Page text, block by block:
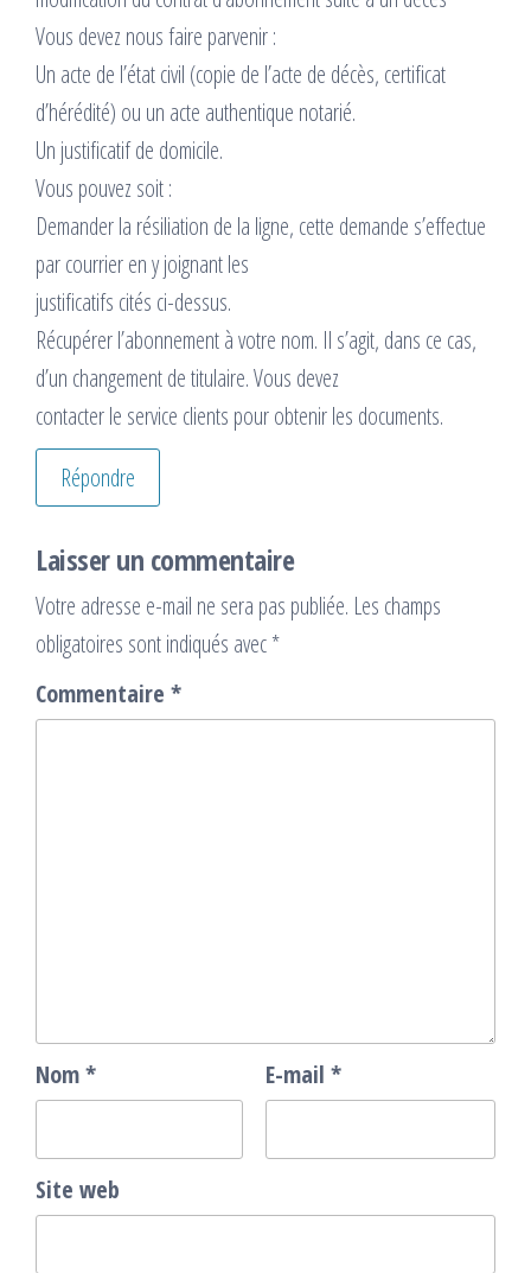
Vous devez nous faire parvenir :
Un acte de l’état civil (copie de l’acte de décès, certificat
d’hérédité) ou un acte authentique notarié.
Un justificatif de domicile.
Vous pouvez soit :
Demander la résiliation de la ligne, cette demande s’effectue
par courrier en y joignant les
justificatifs cités ci-dessus.
Récupérer l’abonnement à votre nom. Il s’agit, dans ce cas,
d’un changement de titulaire. Vous devez
contacter le service clients pour obtenir les documents.
Répondre
Laisser un commentaire
Votre adresse e-mail ne sera pas publiée. Les champs
obligatoires sont indiqués avec*
Commentaire *
Nom* E-mail *
Site web